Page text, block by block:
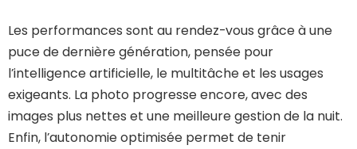
Les performances sont au rendez-vous grâce à une
puce de dernière génération, pensée pour
l’intelligence artificielle, le multitâche et les usages
exigeants. La photo progresse encore, avec des
images plus nettes et une meilleure gestion de la nuit.
Enfin, l’autonomie optimisée permet de tenir